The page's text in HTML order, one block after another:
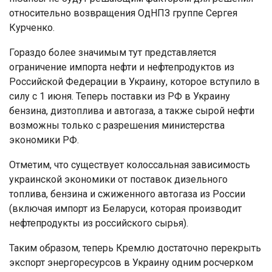
относительно возвращения ОдНПЗ группе Сергея
Курченко.
Гораздо более значимым тут представляется
ограничение импорта нефти и нефтепродуктов из
Российской Федерации в Украину, которое вступило в
силу с 1 июня. Теперь поставки из РФ в Украину
бензина, дизтоплива и автогаза, а также сырой нефти
возможны только с разрешения министерства
экономики РФ.
Отметим, что существует колоссальная зависимость
украинской экономики от поставок дизельного
топлива, бензина и сжиженного автогаза из России
(включая импорт из Беларуси, которая производит
нефтепродукты из российского сырья).
Таким образом, теперь Кремлю достаточно перекрыть
экспорт энергоресурсов в Украину одним росчерком